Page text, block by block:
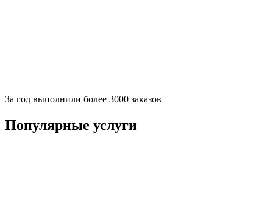
За год выполнили более 3000 заказов
Популярные услуги